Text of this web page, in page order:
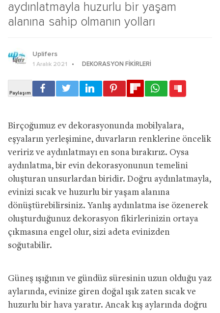
aydınlatmayla huzurlu bir yaşam
alanına sahip olmanın yolları
Uplifers
1 Aralık 2021 DEKORASYON FIKIRLERI
Birçoğumuz ev dekorasyonunda mobilyalara,
eşyaların yerleşimine, duvarların renklerine öncelik
veririz ve aydınlatmayı en sona bırakırız. Oysa
aydınlatma, bir evin dekorasyonunun temelini
oluşturan unsurlardan biridir. Doğru aydınlatmayla,
evinizi sıcak ve huzurlu bir yaşam alanına
dönüştürebilirsiniz. Yanlış aydınlatma ise özenerek
oluşturduğunuz dekorasyon fikirlerinizin ortaya
çıkmasına engel olur, sizi adeta evinizden
soğutabilir.
Güneş ışığının ve gündüz süresinin uzun olduğu yaz
aylarında, evinize giren doğal ışık zaten sıcak ve
huzurlu bir hava yaratır. Ancak kış aylarında doğru